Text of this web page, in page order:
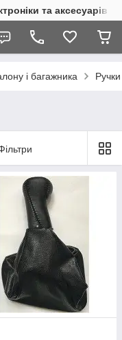
та аксесуарів в
і багажника